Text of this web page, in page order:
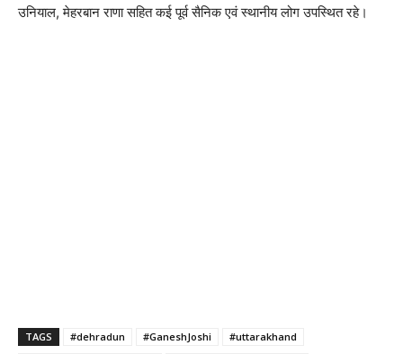
उनियाल, मेहरबान राणा सहित कई पूर्व सैनिक एवं स्थानीय लोग उपस्थित रहे।
TAGS #dehradun #GaneshJoshi
#uttarakhand